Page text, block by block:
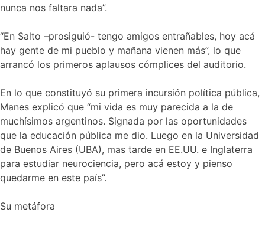
nunca nos faltara nada”.
“En Salto –prosiguió- tengo amigos entrañables, hoy acá
hay gente de mi pueblo y mañana vienen más”, lo que
arrancó los primeros aplausos cómplices del auditorio.
En lo que constituyó su primera incursión política pública,
Manes explicó que “mi vida es muy parecida a la de
muchísimos argentinos. Signada por las oportunidades
que la educación pública me dio. Luego en la Universidad
de Buenos Aires (UBA), mas tarde en EE.UU. e Inglaterra
para estudiar neurociencia, pero acá estoy y pienso
quedarme en este país”.
Su metáfora